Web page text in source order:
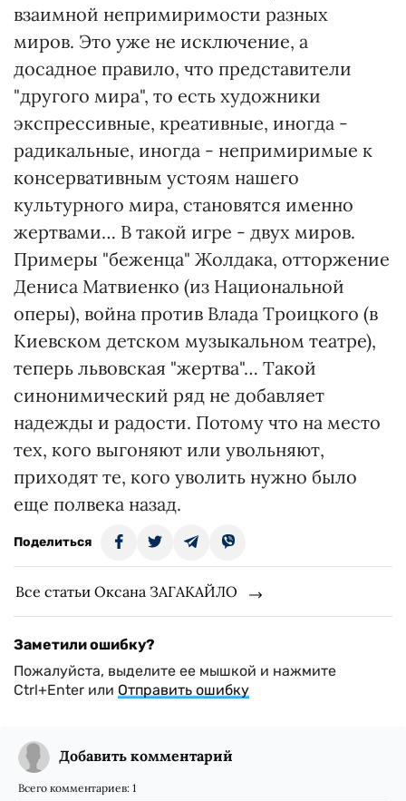
взаимной непримиримости разных
миров. Это уже не исключение, а
досадное правило, что представители
"другого мира", то есть художники
экспрессивные, креативные, иногда -
радикальные, иногда - непримиримые к
консервативным устоям нашего
культурного мира, становятся именно
жертвами… В такой игре - двух миров.
Примеры "беженца" Жолдака, отторжение
Дениса Матвиенко (из Национальной
оперы), война против Влада Троицкого (в
Киевском детском музыкальном театре),
теперь львовская "жертва"… Такой
синонимический ряд не добавляет
надежды и радости. Потому что на место
тех, кого выгоняют или увольняют,
приходят те, кого уволить нужно было
еще полвека назад.
Поделиться
Все статьи Оксана ЗАГАКАЙЛО
Заметили ошибку?
Пожалуйста, выделите ее мышкой и нажмите
Ctrl+Enter или Отправить ошибку
Добавить комментарий
Всего комментариев: 1